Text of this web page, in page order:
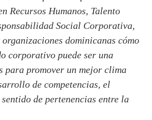
Recursos Humanos, Talento
Social Corporativa,
organizaciones dominicanas cómo
corporativo puede ser una
para promover un mejor clima
de competencias, el
de pertenencias entre la